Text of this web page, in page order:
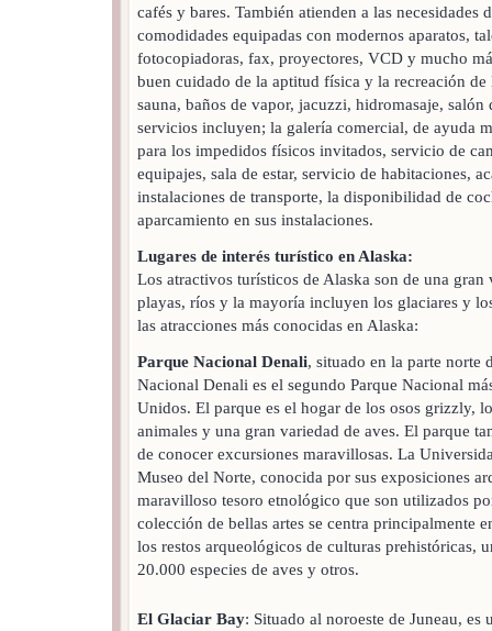
cafés y bares. También atienden a las necesidades
comodidades equipadas con modernos aparatos,
fotocopiadoras, fax, proyectores, VCD y mucho
buen cuidado de la aptitud física y la recreación de
sauna, baños de vapor, jacuzzi, hidromasaje,
servicios incluyen; la galería comercial, de ayuda
para los impedidos físicos invitados, servicio de
equipajes, sala de estar, servicio de habitaciones,
instalaciones de transporte, la disponibilidad de
aparcamiento en sus instalaciones.
Lugares de interés turístico en Alaska:
Los atractivos turísticos de Alaska son de una gran
playas, ríos y la mayoría incluyen los glaciares y
las atracciones más conocidas en Alaska:
Parque Nacional Denali, situado en la parte norte
Nacional Denali es el segundo Parque Nacional
Unidos. El parque es el hogar de los osos grizzly,
animales y una gran variedad de aves. El parque
de conocer excursiones maravillosas. La
Museo del Norte, conocida por sus exposiciones
maravilloso tesoro etnológico que son utilizados
colección de bellas artes se centra principalmente
los restos arqueológicos de culturas prehistóricas,
20.000 especies de aves y otros.
El Glaciar Bay: Situado al noroeste de Juneau,